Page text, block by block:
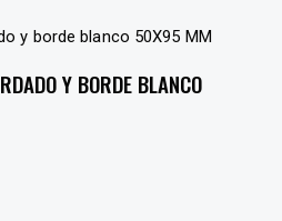
Y BORDE BLANCO